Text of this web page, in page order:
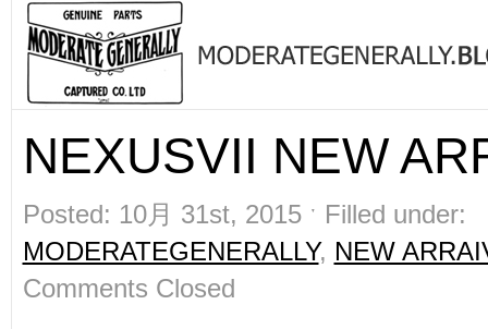
NEXUSVII NEW
Posted: 10月 31st, 2015 ˑ Filled under:
MODERATEGENERALLY, NEW
Comments Closed